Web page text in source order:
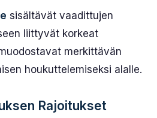
sisältävät vaadittujen
liittyvät korkeat
merkittävän
houkuttelemiseksi alalle.
Rajoitukset